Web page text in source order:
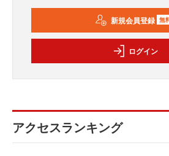
新規会員登録 無
ログイン
アクセスランキング